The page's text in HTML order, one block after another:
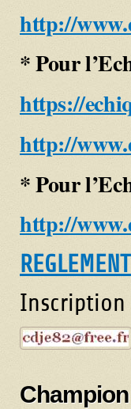
http://
* Pour
https://
http://
* Pour
http://